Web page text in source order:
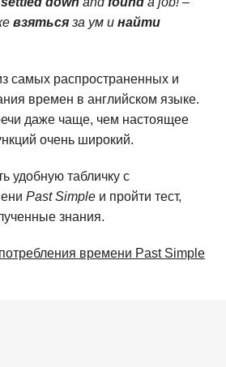
взяться за ум и найти
самых распространенных и
времен в английском языке.
даже чаще, чем настоящее
очень широкий.
удобную табличку с
Past Simple и пройти тест,
знания.
времени Past Simple